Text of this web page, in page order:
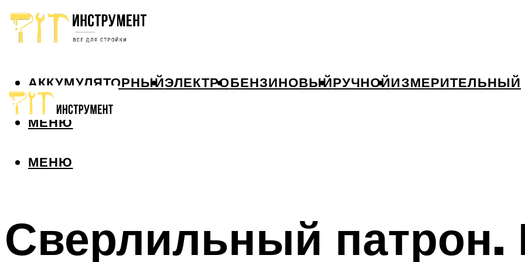
АККУМУЛЯТОРНЫЙЭЛЕКТРОБЕНЗИНОВЫЙРУЧНОЙИЗМЕРИТЕЛЬНЫЙ
МЕНЮ
МЕНЮ
Сверлильный патрон.